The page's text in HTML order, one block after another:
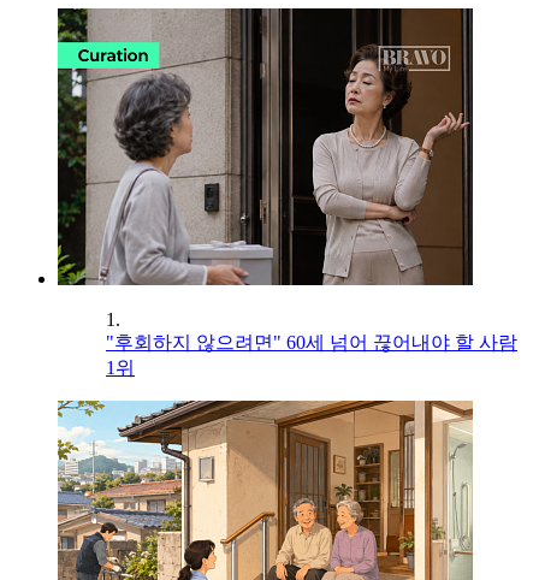
1.
"후회하지 않으려면" 60세 넘어 끊어내야 할 사람
1위